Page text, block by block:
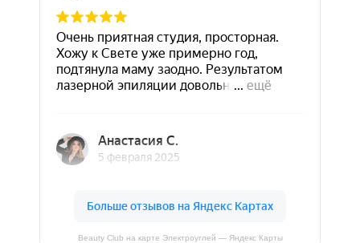
Beauty Club на карте Электроуглей — Яндекс Карты